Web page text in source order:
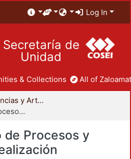
Log In
Secretaría de
Unidad
& Collections All of
División de Ciencias y Artes para el Diseño
Departamento de Procesos y Técnicas de Realización
Procesos y